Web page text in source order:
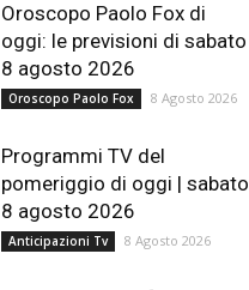
Oroscopo Paolo Fox di
oggi: le previsioni di sabato
8 agosto 2026
Oroscopo Paolo Fox 8 Agosto 2026
Programmi TV del
pomeriggio di oggi | sabato
8 agosto 2026
Anticipazioni Tv 8 Agosto 2026